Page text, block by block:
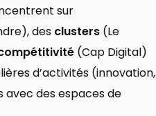
sur
des clusters (Le
(Cap Digital)
d’activités (innovation,
avec des espaces de